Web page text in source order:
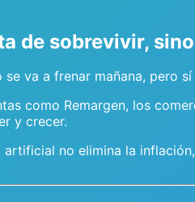
de sobrevivir,
se va a frenar mañana, pero
como Remargen, los
y crecer.
artificial no elimina la